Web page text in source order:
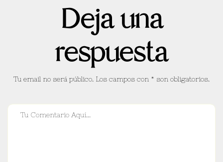
Deja una
respuesta
Tu email no será público. Los campos con * son obligatorios.